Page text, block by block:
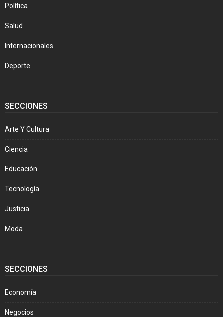
Política
Salud
Internacionales
Deporte
SECCIONES
Arte Y Cultura
Ciencia
Educación
Tecnología
Justicia
Moda
SECCIONES
Economía
Negocios